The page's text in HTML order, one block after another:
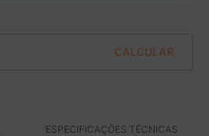
ESPECIFICAÇÕES TÉCNICAS